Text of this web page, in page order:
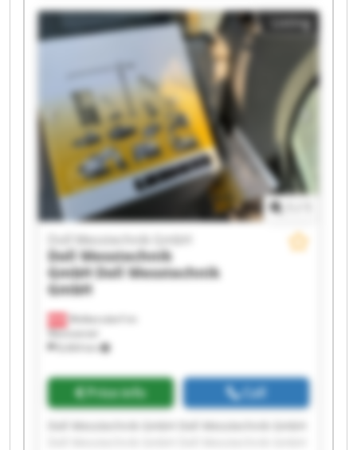
Doll Messtechnik GmbH Doll Messtechnik GmbH
Doll Messtechnik GmbH Doll Messtechnik GmbH
Doll Messtechnik GmbH Doll Messtechnik GmbH
Doll Messtechnik GmbH Doll Messtechnik GmbH
Doll Messtechnik GmbH Doll Messtechnik GmbH
Doll Messtechnik GmbH Doll Messtechnik GmbH
Listing
Wolkersdorf im
Weinviertel
8,404 km
Doll Messtechnik GmbH
Doll Messtechnik
GmbHDoll Messtechnik
GmbH
Price info Call
Doll Messtechnik GmbH Doll Messtechnik GmbH